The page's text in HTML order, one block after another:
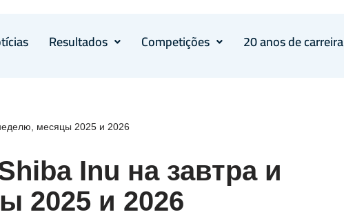
Resultados Competições 20 anos de carreira
месяцы 2025 и 2026
Inu на завтра и
2025 и 2026